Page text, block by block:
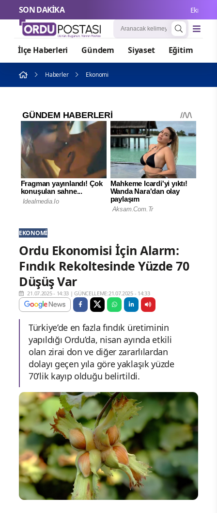
SON DAKİKA
İlçe Haberleri Gündem Siyaset Eğitim
Haberler Ekonomi
EKONOMI
Ordu Ekonomisi İçin Alarm:
Fındık Rekoltesinde Yüzde 70
Düşüş Var
21.07.2025 - 14:33 |GÜNCELLEME:21.07.2025 - 14:33
Türkiye’de en fazla fındık üretiminin
yapıldığı Ordu’da, nisan ayında etkili
olan zirai don ve diğer zararlılardan
dolayı geçen yıla göre yaklaşık yüzde
70’lik kayıp olduğu belirtildi.